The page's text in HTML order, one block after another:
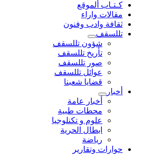
كـتـاب ألموقع
مقالات واراء
ثقافة وادب وفنون
تللسقف
شؤون تللسقف
تأريخ تللسقف
صور تللسقف
عوائل تللسقف
قضايا شعبنا
أخبار
أخبار عامة
محطات طبية
علوم و تکنلوجیا
ابطال الحرية
رياضة
حوارات وتقارير